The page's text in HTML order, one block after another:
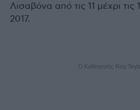
Λισαβόνα από τις 11 μέχρι τις
2017.
O Καθηγητής Roy